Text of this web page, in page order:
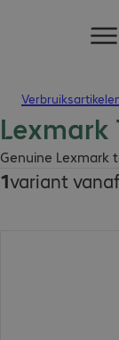
Lexmark
Genuine Lexmark
1variant